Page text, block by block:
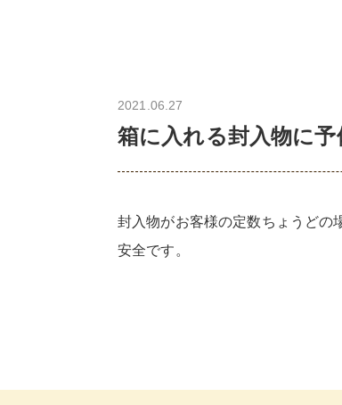
2021.06.27
箱に入れる封入物に
封入物がお客様の定数ちょうどの
安全です。